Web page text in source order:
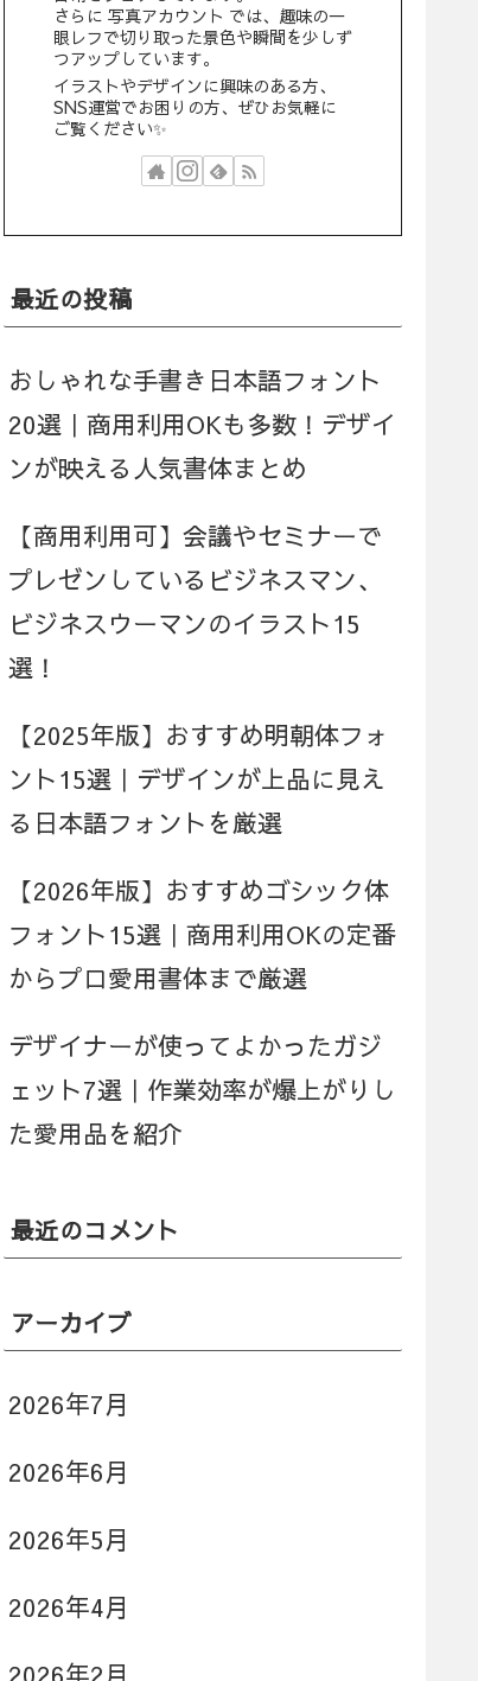
さらに 写真アカウント では、趣味の一
眼レフで切り取った景色や瞬間を少しず
つアップしています。
イラストやデザインに興味のある方、
SNS運営でお困りの方、ぜひお気軽に
ご覧ください✨
最近の投稿
おしゃれな手書き日本語フォント
20選｜商用利用OKも多数！デザイ
ンが映える人気書体まとめ
【商用利用可】会議やセミナーで
プレゼンしているビジネスマン、
ビジネスウーマンのイラスト15
選！
【2025年版】おすすめ明朝体フォ
ント15選｜デザインが上品に見え
る日本語フォントを厳選
【2026年版】おすすめゴシック体
フォント15選｜商用利用OKの定番
からプロ愛用書体まで厳選
デザイナーが使ってよかったガジ
ェット7選｜作業効率が爆上がりし
た愛用品を紹介
最近のコメント
アーカイブ
2026年7月
2026年6月
2026年5月
2026年4月